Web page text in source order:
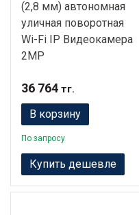
(2,8 мм) автономная
уличная поворотная
Wi-Fi IP Видеокамера
2MP
36 764 тг.
В корзину
По запросу
Купить дешевле